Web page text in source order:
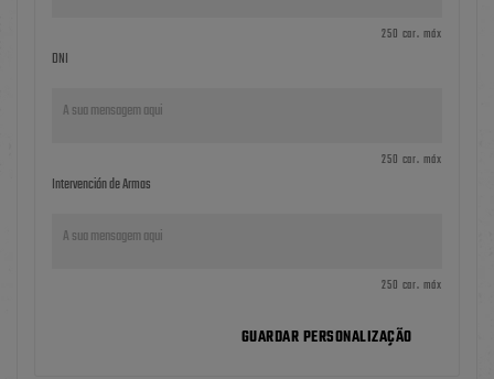
250 car. máx
DNI
250 car. máx
Intervención de Armas
250 car. máx
GUARDAR PERSONALIZAÇÃO